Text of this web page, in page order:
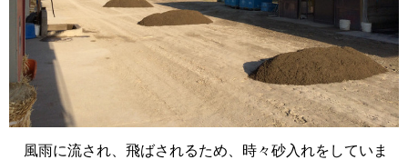
風雨に流され、飛ばされるため、時々砂入れをしていま